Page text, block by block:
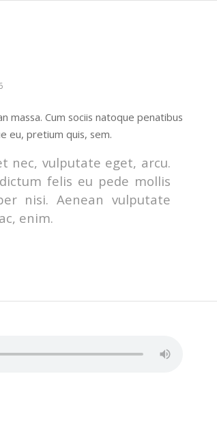
massa. Cum sociis natoque penatibus
eu, pretium quis, sem.
nec, vulputate eget, arcu.
felis eu pede mollis
nisi. Aenean vulputate
enim.